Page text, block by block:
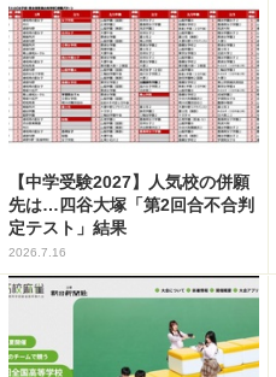
【中学受験2027】人気校の併願
先は…四谷大塚「第2回合不合判
定テスト」結果
2026.7.16